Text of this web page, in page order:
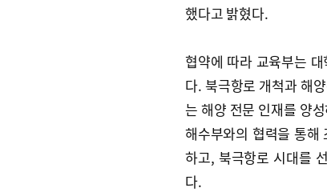
했다고 밝혔다.
협약에 따라 교육부는
다. 북극항로 개척과 해
는 해양 전문 인재를 양
해수부와의 협력을 통해
하고, 북극항로 시대를
다.